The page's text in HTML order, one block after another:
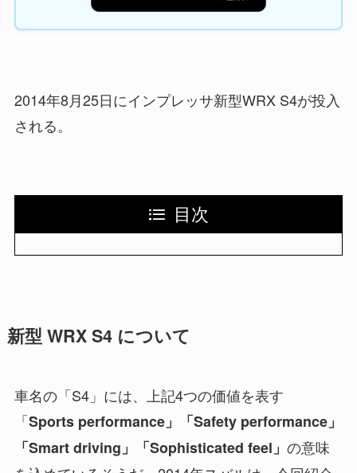
2014年8月25日にインプレッサ新型WRX S4が投入
される。
目次
新型 WRX S4 について
車名の「S4」には、上記4つの価値を表す
「Sports performance」「Safety performance」
「Smart driving」「Sophisticated feel」 の意味